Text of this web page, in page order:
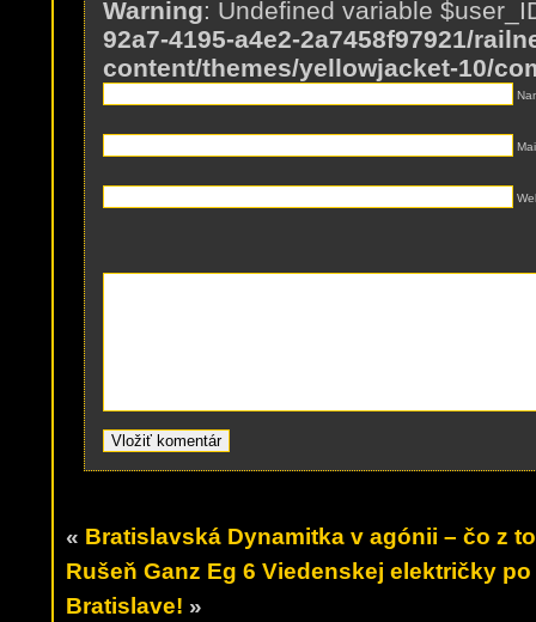
Warning: Undefined variable
92a7-4195-a4e2-2a7458f97921/
content/themes/yellowjacket-10/
« Bratislavská Dynamitka v agónii – čo z
Rušeň Ganz Eg 6 Viedenskej električky
Bratislave! »